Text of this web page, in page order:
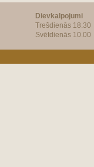
Dievkalpojumi
Trešdienās 18.30
Svētdienās 10.00